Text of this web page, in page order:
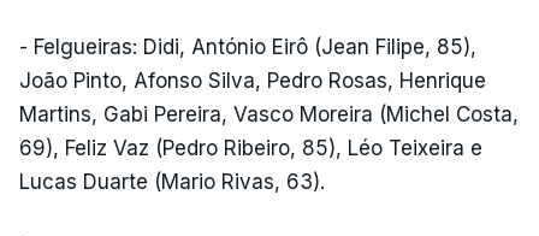
- Felgueiras: Didi, António Eirô (Jean Filipe, 85),
João Pinto, Afonso Silva, Pedro Rosas, Henrique
Martins, Gabi Pereira, Vasco Moreira (Michel Costa,
69), Feliz Vaz (Pedro Ribeiro, 85), Léo Teixeira e
Lucas Duarte (Mario Rivas, 63).